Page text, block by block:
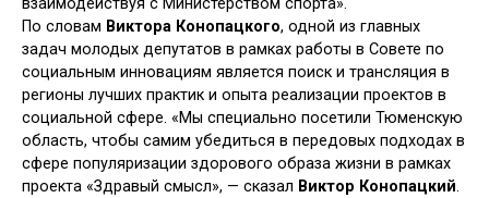
взаимодействуя с Министерством спорта».
По словам Виктора Конопацкого, одной из главных
задач молодых депутатов в рамках работы в Совете по
социальным инновациям является поиск и трансляция в
регионы лучших практик и опыта реализации проектов в
социальной сфере. «Мы специально посетили Тюменскую
область, чтобы самим убедиться в передовых подходах в
сфере популяризации здорового образа жизни в рамках
проекта «Здравый смысл», — сказал Виктор Конопацкий.